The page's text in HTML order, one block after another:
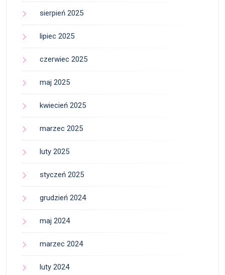
sierpień 2025
lipiec 2025
czerwiec 2025
maj 2025
kwiecień 2025
marzec 2025
luty 2025
styczeń 2025
grudzień 2024
maj 2024
marzec 2024
luty 2024